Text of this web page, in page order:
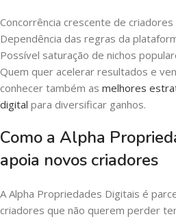
Concorrência crescente de criadores
Dependência das regras da
Possível saturação de nichos
Quem quer acelerar resultados e
conhecer também as melhores
digital para diversificar ganhos.
Como a Alpha
apoia novos criadores
A Alpha Propriedades Digitais é
criadores que não querem perder